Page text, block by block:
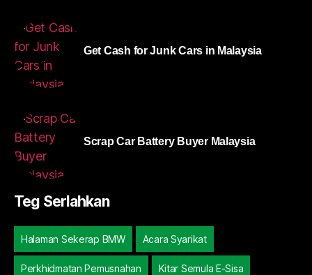
Get Cash for Junk Cars in Malaysia
Scrap Car Battery Buyer Malaysia
Teg Serlahkan
Halaman Sekerap BMW Acara Syarikat
Perkhidmatan Pemusnahan Kitar Semula E-Sisa